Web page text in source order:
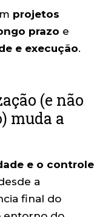
projetos
prazo e
e execução.
(e não
muda a
e o controle
a
final do